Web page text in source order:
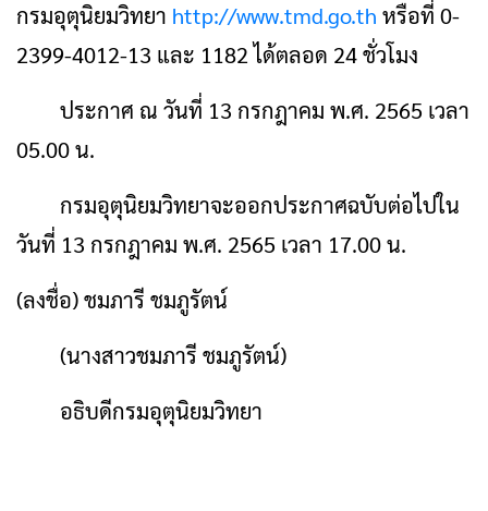
กรมอุตุนิยมวิทยา http://www.tmd.go.th หรือที่ 0-
2399-4012-13 และ 1182 ได้ตลอด 24 ชั่วโมง
ประกาศ ณ วันที่ 13 กรกฎาคม พ.ศ. 2565 เวลา
05.00 น.
กรมอุตุนิยมวิทยาจะออกประกาศฉบับต่อไปใน
วันที่ 13 กรกฎาคม พ.ศ. 2565 เวลา 17.00 น.
(ลงชื่อ) ชมภารี ชมภูรัตน์
(นางสาวชมภารี ชมภูรัตน์)
อธิบดีกรมอุตุนิยมวิทยา